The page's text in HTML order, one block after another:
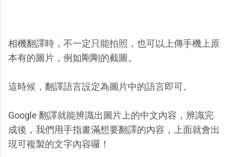
相機翻譯時，不一定只能拍照，也可以上傳手機上原
本有的圖片，例如剛剛的截圖。
這時候，翻譯語言設定為圖片中的語言即可。
Google 翻譯就能辨識出圖片上的中文內容，辨識完
成後，我們用手指畫滿想要翻譯的內容，上面就會出
現可複製的文字內容囉！